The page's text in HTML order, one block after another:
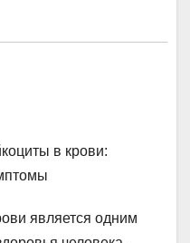
является одним